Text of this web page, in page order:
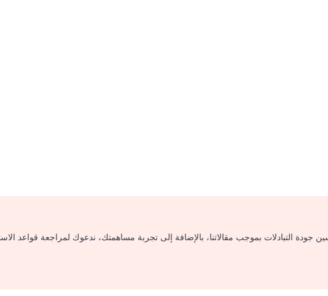
جودة التبادلات بموجب مقالاتنا، بالإضافة إلى تجربة مساهمتك، ندعوك لمراجعة قواعد